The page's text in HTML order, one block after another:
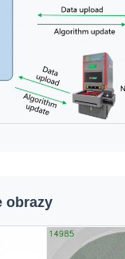
obrazy